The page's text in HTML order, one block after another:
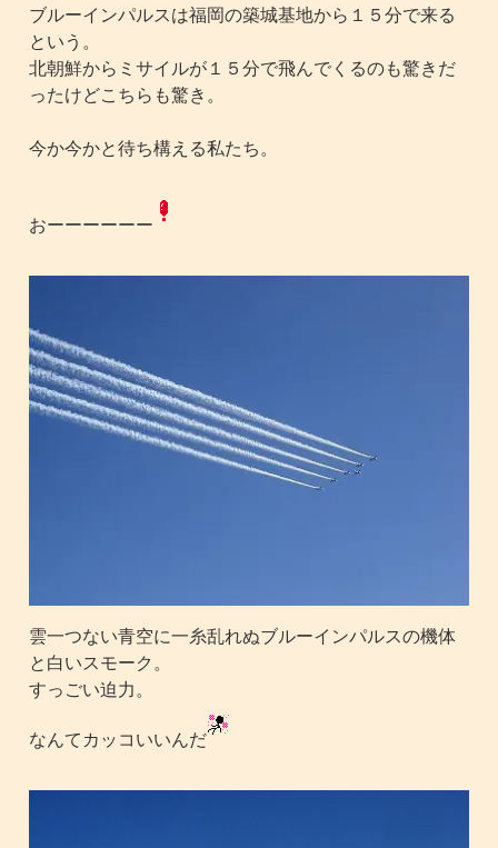
ブルーインパルスは福岡の築城基地から１５分で来る
という。
北朝鮮からミサイルが１５分で飛んでくるのも驚きだ
ったけどこちらも驚き。
今か今かと待ち構える私たち。
おーーーーーー
雲一つない青空に一糸乱れぬブルーインパルスの機体
と白いスモーク。
すっごい迫力。
なんてカッコいいんだ